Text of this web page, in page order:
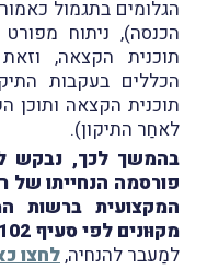
הכנסה), ניתוח
תוכנית הקצאה,
הכללים בעקבות
תוכנית הקצאה ותוכן
לאחַר התיקון).
פורסמה הנחייתו של
המקצועית ברשות
מקוּונים לפי סעיף 102 לפקודה.
למַעבר להנחיה,לחצו